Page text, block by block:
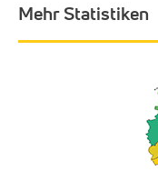
Mehr Statistiken